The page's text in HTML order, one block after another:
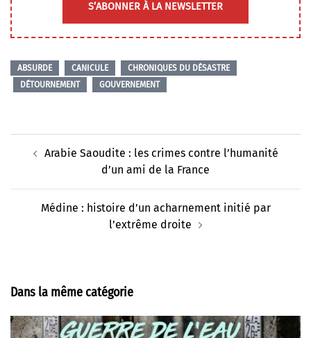
S’ABONNER À LA NEWSLETTER
ABSURDE CANICULE
CHRONIQUES DU DÉSASTRE
DÉTOURNEMENT
GOUVERNEMENT
d’articleArabie Saoudite : les crimes contre l’humanité
d’un ami de la France
Médine : histoire d’un acharnement initié par
l’extrême droite
Dans la même catégorie